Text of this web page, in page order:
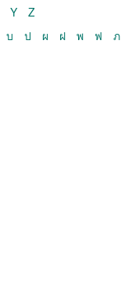
Y
Z
บ ป ผ ฝ พ ฟ ภ